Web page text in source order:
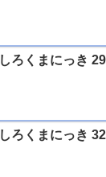
しろくまにっき
しろくまにっき